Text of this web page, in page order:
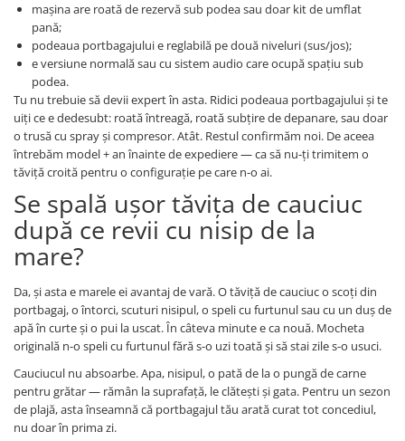
mașina are roată de rezervă sub podea sau doar kit de umflat
pană;
podeaua portbagajului e reglabilă pe două niveluri (sus/jos);
e versiune normală sau cu sistem audio care ocupă spațiu sub
podea.
Tu nu trebuie să devii expert în asta. Ridici podeaua portbagajului și te
uiți ce e dedesubt: roată întreagă, roată subțire de depanare, sau doar
o trusă cu spray și compresor. Atât. Restul confirmăm noi. De aceea
întrebăm model + an înainte de expediere — ca să nu-ți trimitem o
tăviță croită pentru o configurație pe care n-o ai.
Se spală ușor tăvița de cauciuc
după ce revii cu nisip de la
mare?
Da, și asta e marele ei avantaj de vară. O tăviță de cauciuc o scoți din
portbagaj, o întorci, scuturi nisipul, o speli cu furtunul sau cu un duș de
apă în curte și o pui la uscat. În câteva minute e ca nouă. Mocheta
originală n-o speli cu furtunul fără s-o uzi toată și să stai zile s-o usuci.
Cauciucul nu absoarbe. Apa, nisipul, o pată de la o pungă de carne
pentru grătar — rămân la suprafață, le clătești și gata. Pentru un sezon
de plajă, asta înseamnă că portbagajul tău arată curat tot concediul,
nu doar în prima zi.